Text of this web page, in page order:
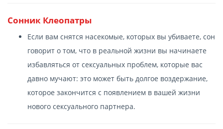
Сонник Клеопатры
Если вам снятся насекомые, которых вы убиваете, сон
говорит о том, что в реальной жизни вы начинаете
избавляться от сексуальных проблем, которые вас
давно мучают: это может быть долгое воздержание,
которое закончится с появлением в вашей жизни
нового сексуального партнера.